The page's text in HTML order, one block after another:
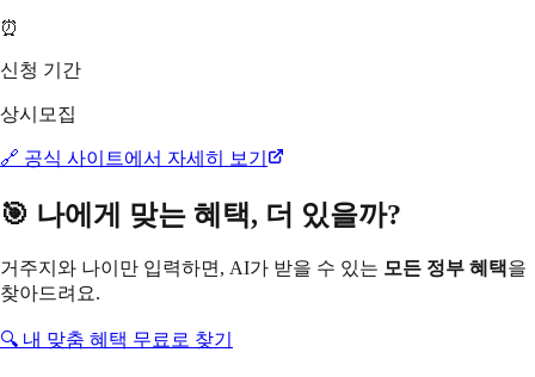
⏰
신청 기간
상시모집
🔗 공식 사이트에서 자세히 보기
🎯 나에게 맞는 혜택, 더 있을까?
거주지와 나이만 입력하면, AI가 받을 수 있는 모든 정부 혜택을
찾아드려요.
🔍 내 맞춤 혜택 무료로 찾기